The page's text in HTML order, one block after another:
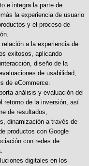
e integra la parte de
la experiencia de usuario
y el proceso de
a la experiencia de
exitosos, aplicando
diseño de la
de usabilidad,
de eCommerce.
análisis y evaluación del
retorno de la inversión, así
de resultados,
dinamización a través de
productos con Google
con redes de
digitales en los